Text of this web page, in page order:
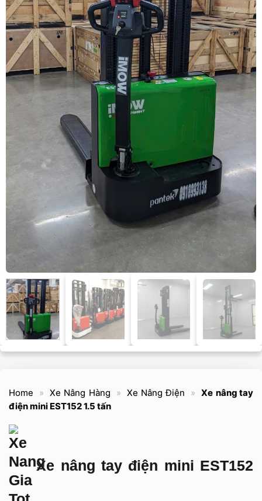
Home » Xe Nâng Hàng » Xe Nâng Điện »
Xe nâng tay
điện mini EST152 1.5 tấn
Xe nâng tay điện mini EST152